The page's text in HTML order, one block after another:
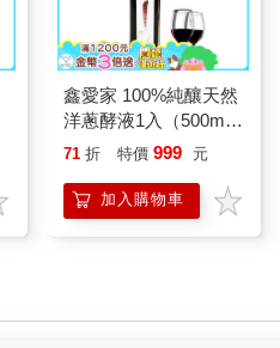
鑫愛家 100%純釀天然
洋蔥酵液1入（500ml/
瓶）
71 折 特價 999 元
加入購物車